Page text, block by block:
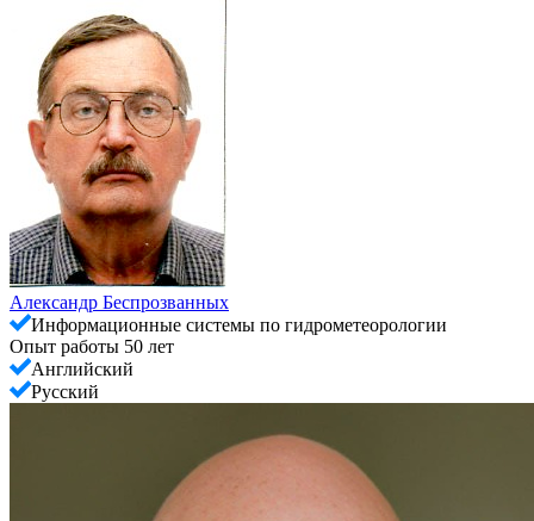
Александр Беспрозванных
Информационные системы по гидрометеорологии
Опыт работы 50 лет
Английский
Русский